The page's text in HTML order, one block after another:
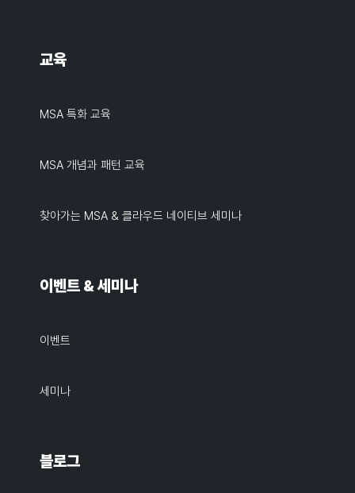
교육
MSA 특화 교육
MSA 개념과 패턴 교육
찾아가는 MSA & 클라우드 네이티브 세미나
이벤트 & 세미나
이벤트
세미나
블로그